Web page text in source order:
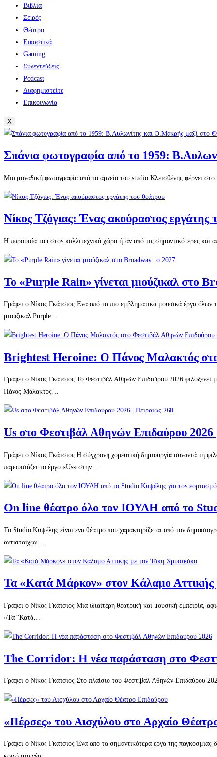
Βιβλία
Σειρές
Θέατρο
Εικαστικά
Gaming
Συνεντεύξεις
Podcast
Διαφημιστείτε
Επικοινωνία
X
Σπάνια φωτογραφία από το 1959:
Μια μοναδική φωτογραφία από το αρχείο του studio Κλεισθένης φέρνει
Νίκος Τζόγιας: Ένας ακούραστος εργάτης
Η παρουσία του στον καλλιτεχνικό χώρο ήταν από τις σημαντικότερες
Το «Purple Rain» γίνεται μιούζικαλ στο
Γράφει ο Νίκος Γκάτσιος Ένα από τα πιο εμβληματικά μουσικά έργα όλων
μιούζικαλ Purple…
Brightest Heroine: Ο Πάνος Μαλακτός
Γράφει ο Νίκος Γκάτσιος Το Φεστιβάλ Αθηνών Επιδαύρου 2026 φιλοξενεί
Πάνος Μαλακτός…
Us στο Φεστιβάλ Αθηνών Επιδαύρου 2026
Γράφει ο Νίκος Γκάτσιος Η σύγχρονη χορευτική δημιουργία συναντά τη
παρουσιάζει το έργο «Us» στην…
On line θέατρο όλο τον ΙΟΥΛΗ από το
Το Studio Κυψέλης είναι ένα θέατρο που χαρακτηρίζεται από τον
αντιστοίχων.…
Τα «Κατά Μάρκον» στον Κάλαμο Αττικής
Γράφει ο Νίκος Γκάτσιος Μια ιδιαίτερη θεατρική και μουσική
«Τα “Κατά…
The Corridor: Η νέα παράσταση στο
Γράφει ο Νίκος Γκάτσιος Στο πλαίσιο του Φεστιβάλ Αθηνών Επιδαύρου
«Πέρσες» του Αισχύλου στο Αρχαίο
Γράφει ο Νίκος Γκάτσιος Ένα από τα σημαντικότερα έργα της